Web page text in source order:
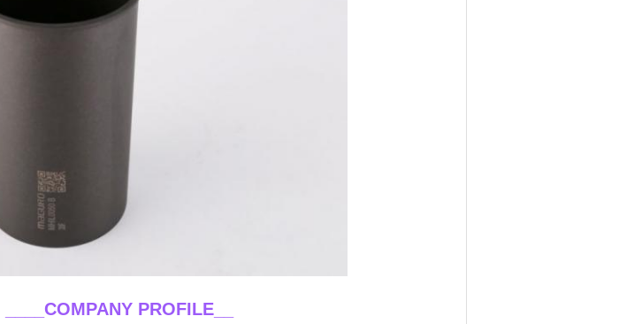
____COMPANY PROFILE__